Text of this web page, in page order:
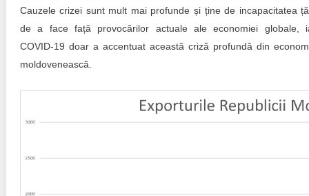
Cauzele crizei sunt mult mai profunde și ține de incapacitatea
de a face față provocărilor actuale ale economiei globale,
COVID-19 doar a accentuat această criză profundă din
moldovenească.